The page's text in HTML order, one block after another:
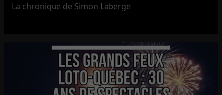
La chronique de Simon Laberge